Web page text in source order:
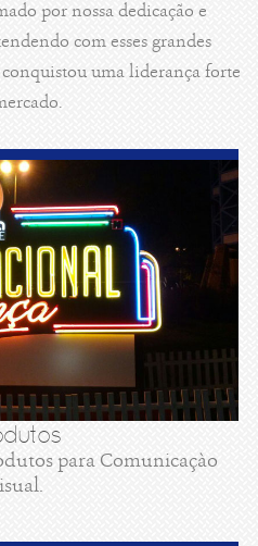
por nossa dedicação e
com esses grandes
uma liderança forte
para Comunicaçào